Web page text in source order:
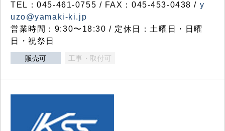
TEL：045-461-0755 / FAX：045-453-0438 / y
uzo@yamaki-ki.jp
営業時間：9:30〜18:30 / 定休日：土曜日・日曜
日・祝祭日
販売可 工事・取付可